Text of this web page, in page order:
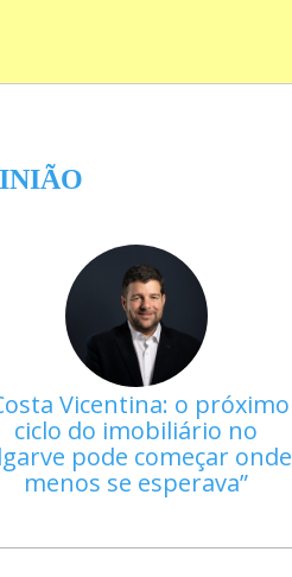
Vicentina: o próximo
ciclo do imobiliário no
pode começar onde
menos se esperava